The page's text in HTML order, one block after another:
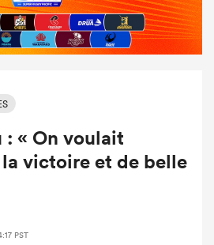
: « On voulait
victoire et de belle
PST